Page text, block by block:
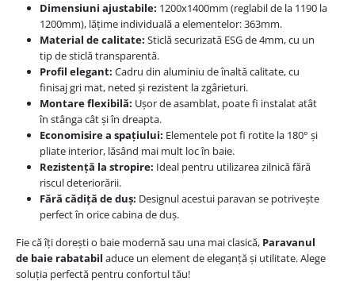
Dimensiuni ajustabile: 1200x1400mm (reglabil de la 1190 la
1200mm), lățime individuală a elementelor: 363mm.
Material de calitate: Sticlă securizată ESG de 4mm, cu un
tip de sticlă transparentă.
Profil elegant: Cadru din aluminiu de înaltă calitate, cu
finisaj gri mat, neted și rezistent la zgârieturi.
Montare flexibilă: Ușor de asamblat, poate fi instalat atât
în stânga cât și în dreapta.
Economisire a spațiului: Elementele pot fi rotite la 180° și
pliate interior, lăsând mai mult loc în baie.
Rezistență la stropire: Ideal pentru utilizarea zilnică fără
riscul deteriorării.
Fără cădiță de duș: Designul acestui paravan se potrivește
perfect în orice cabina de duș.
Fie că îți dorești o baie modernă sau una mai clasică, Paravanul
de baie rabatabil aduce un element de eleganță și utilitate. Alege
soluția perfectă pentru confortul tău!